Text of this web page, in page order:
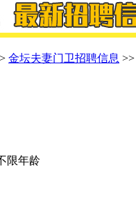
金坛夫妻门卫招聘信息 >>
限年龄